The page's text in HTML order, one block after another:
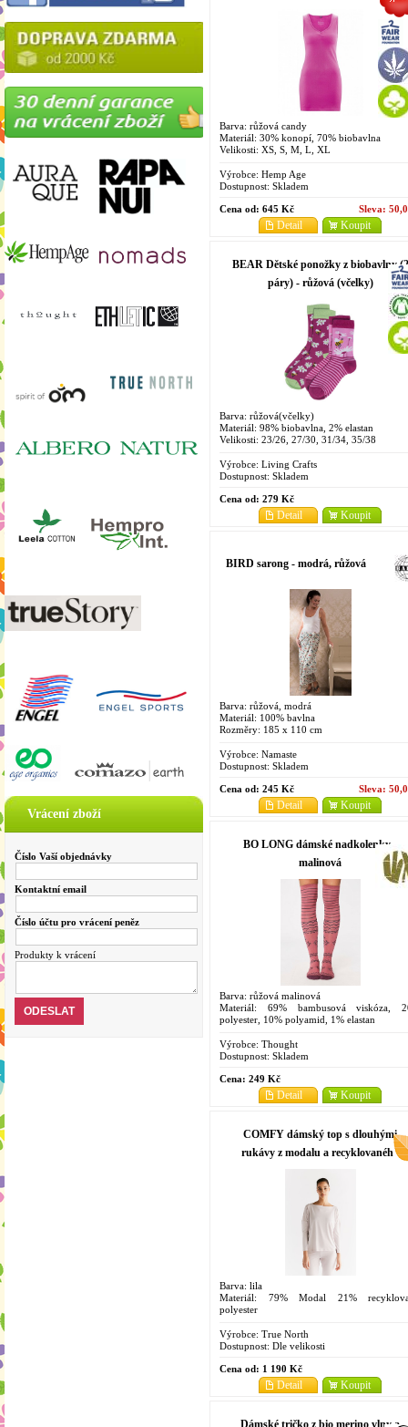
Vrácení zboží
Číslo Vaší objednávky
Kontaktní email
Číslo účtu pro vrácení peněz
Produkty k vrácení
Barva: růžová candy
Materiál: 30% konopí, 70% biobavlna
Velikosti: XS, S, M, L, XL
Výrobce: Hemp Age
Dostupnost: Skladem
Cena od: 645 Kč Sleva:
Koupit
Detail
BEAR Dětské ponožky z biobavlny (2
páry) - růžová (včelky)
Barva: růžová(včelky)
Materiál: 98% biobavlna, 2% elastan
Velikosti: 23/26, 27/30, 31/34, 35/38
Výrobce: Living Crafts
Dostupnost: Skladem
Cena od: 279 Kč
Koupit
Detail
BIRD sarong - modrá, růžová
Barva: růžová, modrá
Materiál: 100% bavlna
Rozměry: 185 x 110 cm
Výrobce: Namaste
Dostupnost: Skladem
Cena od: 245 Kč Sleva:
Koupit
Detail
BO LONG dámské nadkolenky -
malinová
Barva: růžová malinová
Materiál: 69% bambusová viskóza,
polyester, 10% polyamid, 1% elastan
Výrobce: Thought
Dostupnost: Skladem
Cena: 249 Kč
Koupit
Detail
COMFY dámský top s dlouhými
rukávy z modalu a recyklovaného
Barva: lila
Materiál: 79% Modal 21%
polyester
Výrobce: True North
Dostupnost: Dle velikosti
Cena od: 1 190 Kč
Koupit
Detail
Dámské tričko z bio merino vlny a